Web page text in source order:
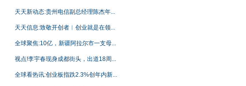
天天新动态:贵州电信副总经理陈杰年...
天天信息:致敬开创者︱创业就是在领...
全球聚焦:10亿，新疆阿拉尔市一支母...
视点!李宇春现身成都街头，出道18周...
全球看热讯:创业板指跌2.3%创年内新...